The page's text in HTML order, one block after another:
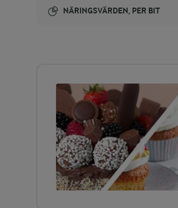
NÄRINGSVÄRDEN, PER BIT
ENERGIDISTRIBUTION %
NÄRINGSVÄRDEN PER BIT
Fiber:
-
1,9 g
Protein:
5 %
4,8 g
Fett:
56,1 %
24,6 g